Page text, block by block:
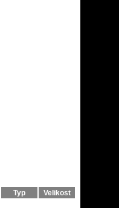
Typ
Velikost